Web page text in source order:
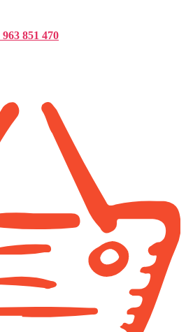
963 851 470